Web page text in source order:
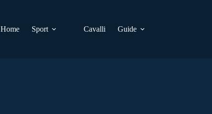
Home
Sport Cavalli Guide